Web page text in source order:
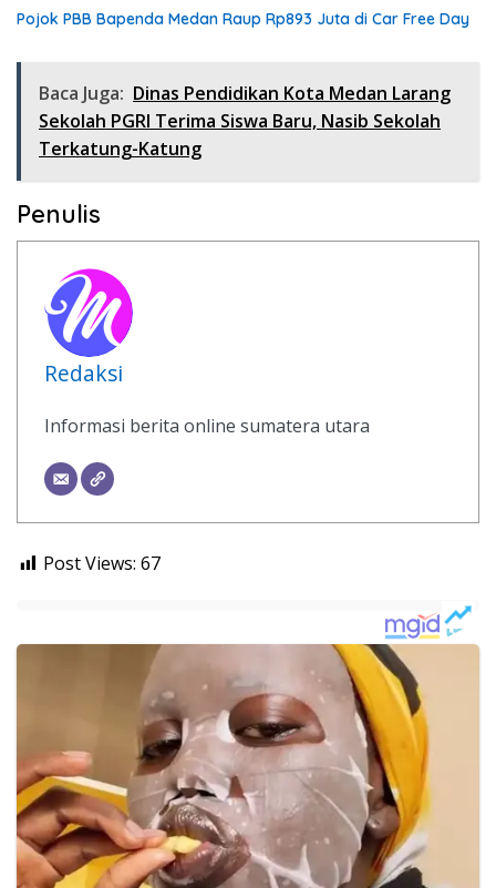
Pojok PBB Bapenda Medan Raup Rp893 Juta di Car Free Day
Baca Juga: Dinas Pendidikan Kota Medan Larang
Sekolah PGRI Terima Siswa Baru, Nasib Sekolah
Terkatung-Katung
Penulis
Redaksi
Informasi berita online sumatera utara
Post Views: 67